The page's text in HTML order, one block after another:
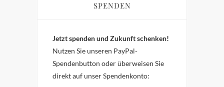
SPENDEN
Jetzt spenden und Zukunft schenken!
Nutzen Sie unseren PayPal-
Spendenbutton oder überweisen Sie
direkt auf unser Spendenkonto: